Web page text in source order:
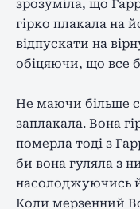
зрозуміла, що
гірко плакала на
відпускати на
обіцяючи, що все
Не маючи більше
заплакала. Вона
померла тоді з
би вона гуляла з
насолоджуючись
Коли мерзенний